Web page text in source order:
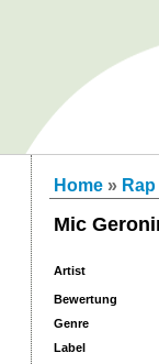
Home » Rap
Mic
Artist
Bewertung
Genre
Label